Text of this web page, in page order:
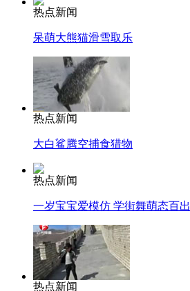
热点新闻
呆萌大熊猫滑雪取乐
热点新闻
大白鲨腾空捕食猎物
热点新闻
一岁宝宝爱模仿 学街舞萌态百出
热点新闻